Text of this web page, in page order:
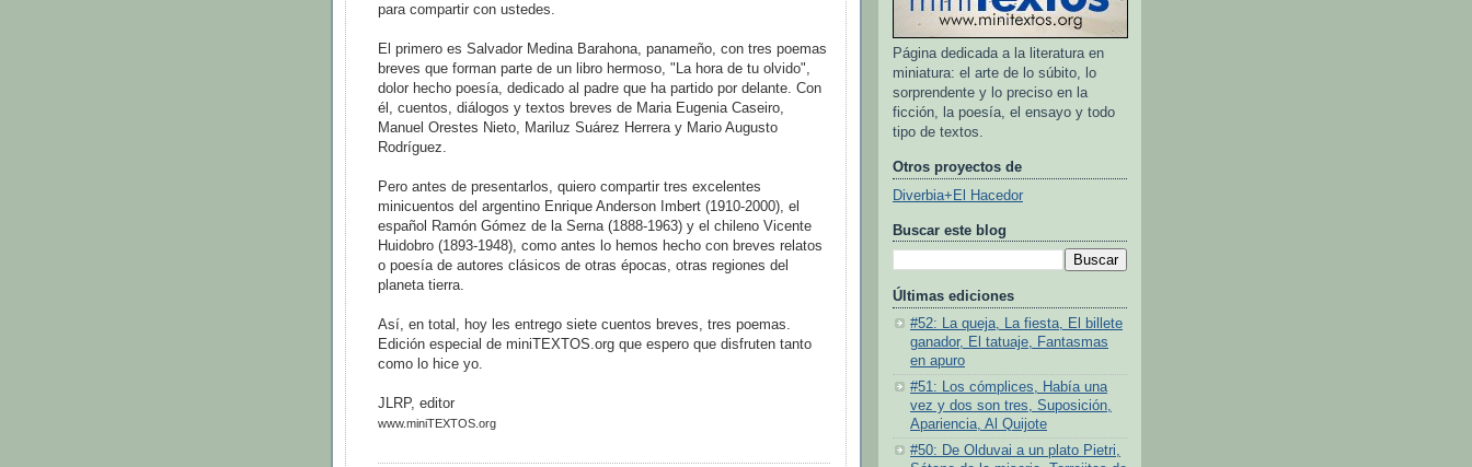
para compartir con ustedes.
El primero es Salvador Medina Barahona, panameño, con tres poemas
breves que forman parte de un libro hermoso, "La hora de tu olvido",
dolor hecho poesía, dedicado al padre que ha partido por delante. Con
él, cuentos, diálogos y textos breves de Maria Eugenia Caseiro,
Manuel Orestes Nieto, Mariluz Suárez Herrera y Mario Augusto
Rodríguez.
Pero antes de presentarlos, quiero compartir tres excelentes
minicuentos del argentino Enrique Anderson Imbert (1910-2000), el
español Ramón Gómez de la Serna (1888-1963) y el chileno Vicente
Huidobro (1893-1948), como antes lo hemos hecho con breves relatos
o poesía de autores clásicos de otras épocas, otras regiones del
planeta tierra.
Así, en total, hoy les entrego siete cuentos breves, tres poemas.
Edición especial de miniTEXTOS.org que espero que disfruten tanto
como lo hice yo.
JLRP, editor
www.miniTEXTOS.org
Página dedicada a la literatura en
miniatura: el arte de lo súbito, lo
sorprendente y lo preciso en la
ficción, la poesía, el ensayo y todo
tipo de textos.
Otros proyectos de
Diverbia+El Hacedor
Buscar este blog
Últimas ediciones
#52: La queja, La fiesta, El billete
ganador, El tatuaje, Fantasmas
en apuro
#51: Los cómplices, Había una
vez y dos son tres, Suposición,
Apariencia, Al Quijote
#50: De Olduvai a un plato Pietri,